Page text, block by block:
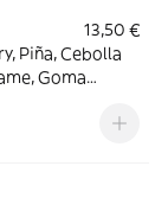
13,50 €
Piña, Cebolla
Goma